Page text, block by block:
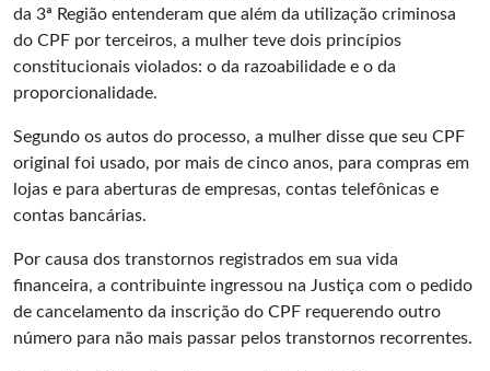
da 3ª Região entenderam que além da utilização criminosa
do CPF por terceiros, a mulher teve dois princípios
constitucionais violados: o da razoabilidade e o da
proporcionalidade.
Segundo os autos do processo, a mulher disse que seu CPF
original foi usado, por mais de cinco anos, para compras em
lojas e para aberturas de empresas, contas telefônicas e
contas bancárias.
Por causa dos transtornos registrados em sua vida
financeira, a contribuinte ingressou na Justiça com o pedido
de cancelamento da inscrição do CPF requerendo outro
número para não mais passar pelos transtornos recorrentes.